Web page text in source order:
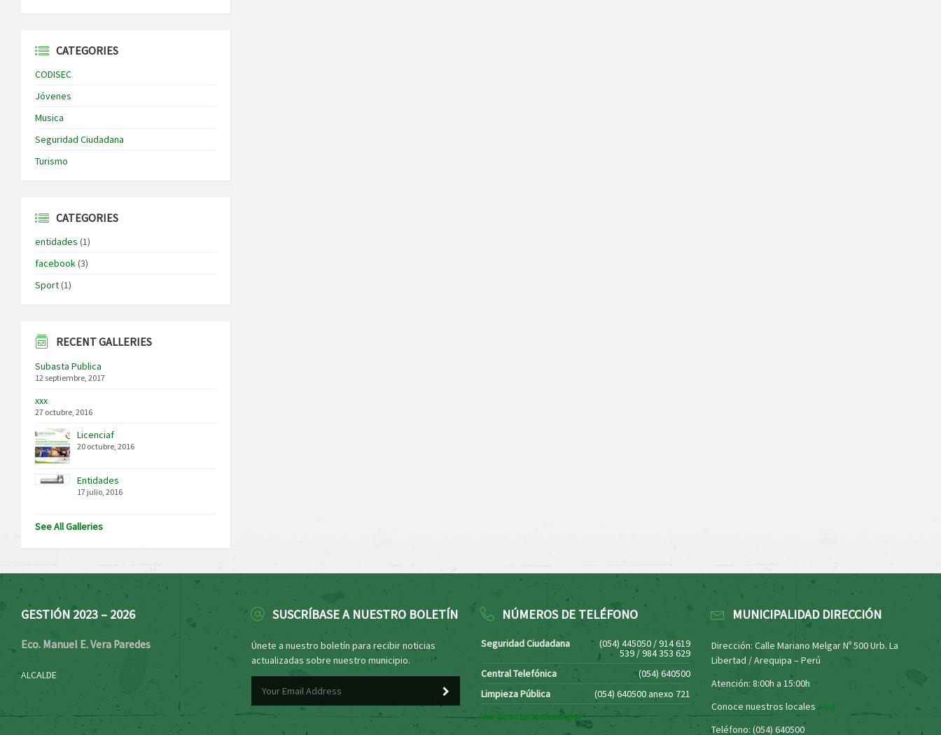
CATEGORIES
CODISEC
Jóvenes
Musica
Seguridad Ciudadana
Turismo
CATEGORIES
entidades (1)
facebook(3)
Sport(1)
RECENT GALLERIES
Subasta Publica
12 septiembre, 2017
xxx
27 octubre, 2016
Licenciaf
20 octubre, 2016
Entidades
17 julio, 2016
See All Galleries
GESTIÓN 2023 – 2026
Eco. Manuel E. Vera Paredes
ALCALDE
SUSCRÍBASE A NUESTRO BOLETÍN
Únete a nuestro boletín para recibir noticias
actualizadas sobre nuestro municipio.
NÚMEROS DE TELÉFONO
Seguridad Ciudadana (054) 445050 / 914 619
539 / 984 353 629
Central Telefónica
(054) 640500
Limpieza Pública
(054) 640500 anexo 721
Ver directorio municipal
MUNICIPALIDAD DIRECCIÓN
Dirección: Calle Mariano Melgar Nº 500 Urb. La
Libertad / Arequipa – Perú
Atención: 8:00h a 15:00h
Conoce nuestros locales aquí
Teléfono: (054) 640500